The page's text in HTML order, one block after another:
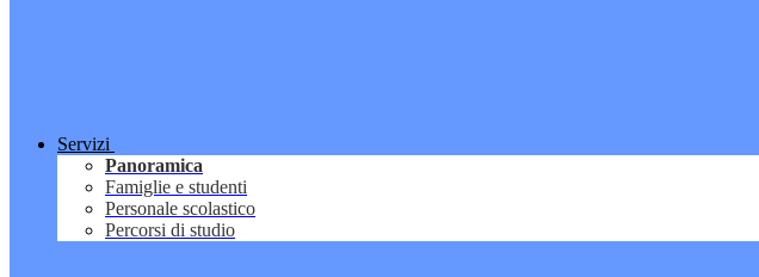
Servizi
Panoramica
Famiglie e studenti
Personale scolastico
Percorsi di studio